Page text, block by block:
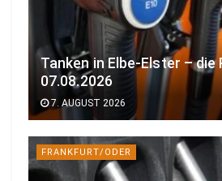
Tanken in Elbe-Elster – die
07.08.2026
7. AUGUST 2026
FRANKFURT/ODER